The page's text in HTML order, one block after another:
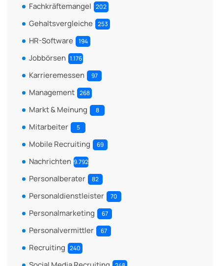
Fachkräftemangel 202
Gehaltsvergleiche 253
HR-Software 194
Jobbörsen 1.176
Karrieremessen 97
Management 268
Markt & Meinung 8
Mitarbeiter 5
Mobile Recruiting 69
Nachrichten 9.792
Personalberater 82
Personaldienstleister 70
Personalmarketing 67
Personalvermittler 67
Recruiting 240